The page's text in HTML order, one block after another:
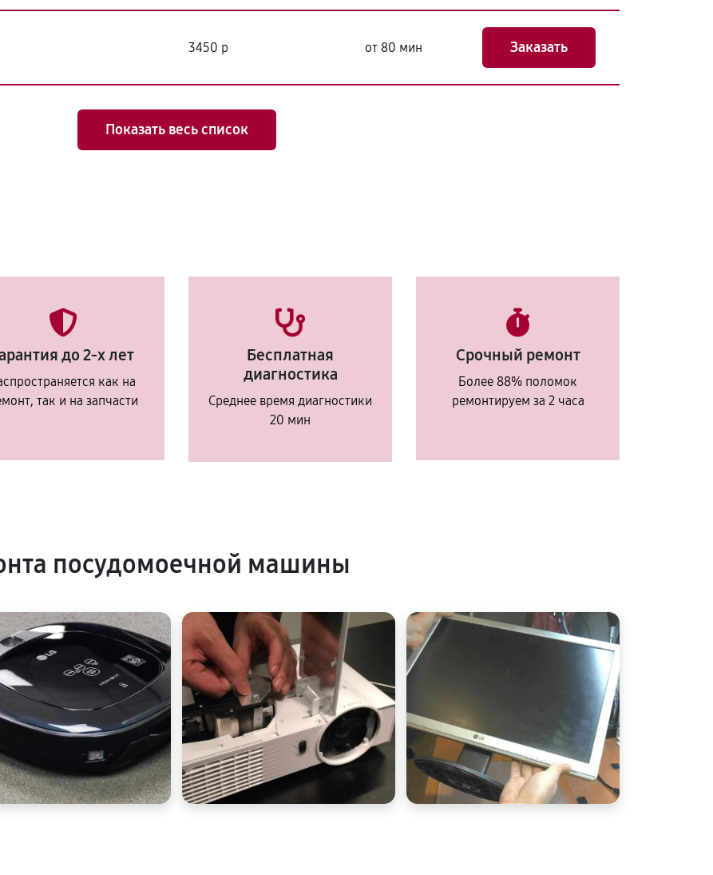
3450 р от 80 мин Заказать
Показать весь список
до 2-х лет
как на
так и на запчасти
Бесплатная
диагностика
Среднее время диагностики
20 мин
Срочный ремонт
Более 88% поломок
ремонтируем за 2 часа
посудомоечной машины